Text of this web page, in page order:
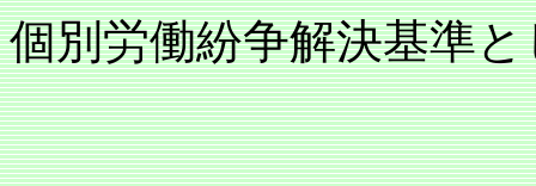
個別労働紛争解決基準